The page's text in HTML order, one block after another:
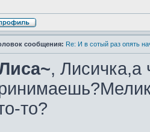
сообщения: Re: И в сотый раз опять
, Лисичка,а
то?